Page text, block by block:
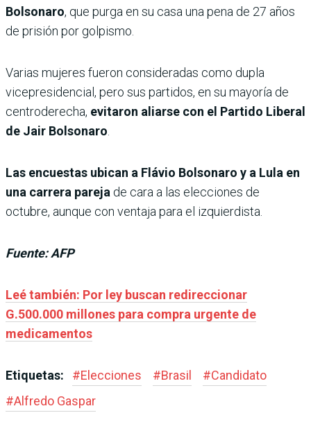
Bolsonaro, que purga en su casa una pena de 27 años
de prisión por golpismo.
Varias mujeres fueron consideradas como dupla
vicepresidencial, pero sus partidos, en su mayoría de
centroderecha, evitaron aliarse con el Partido Liberal
de Jair Bolsonaro
Las encuestas ubican a Flávio Bolsonaro y a Lula en
una carrera pareja de cara a las elecciones de
octubre, aunque con ventaja para el izquierdista.
Fuente: AFP
Leé también: Por ley buscan redireccionar
G.500.000 millones para compra urgente de
medicamentos
Etiquetas: #Elecciones #Brasil #Candidato
#Alfredo Gaspar